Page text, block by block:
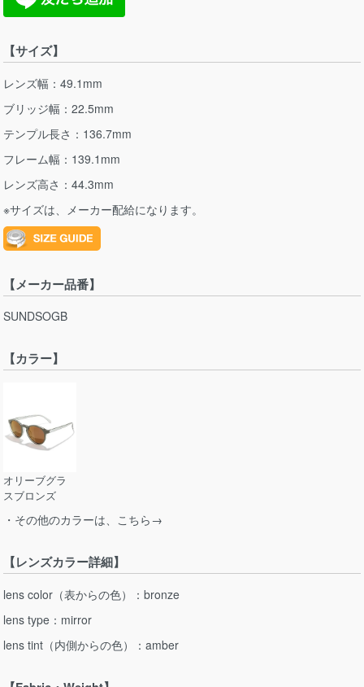
【サイズ】
レンズ幅：49.1mm
ブリッジ幅：22.5mm
テンプル長さ：136.7mm
フレーム幅：139.1mm
レンズ高さ：44.3mm
※サイズは、メーカー配給になります。
【メーカー品番】
SUNDSOGB
【カラー】
オリーブグラ
スブロンズ
・その他のカラーは、こちら→
【レンズカラー詳細】
lens color（表からの色）：bronze
lens type：mirror
lens tint（内側からの色）：amber